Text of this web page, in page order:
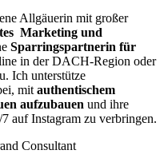
Allgäuerin mit großer
Marketing und
Sparringspartnerin für
in der DACH-Region oder
Ich unterstütze
mit authentischem
aufzubauen und ihre
auf Instagram zu verbringen.
Consultant